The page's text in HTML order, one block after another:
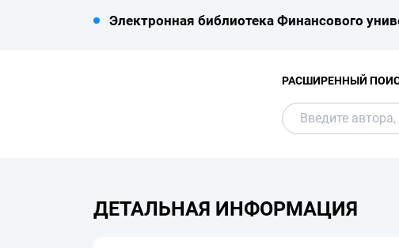
Электронная библиотека Финансового
РАСШИРЕННЫЙ
ДЕТАЛЬНАЯ ИНФОРМАЦИЯ